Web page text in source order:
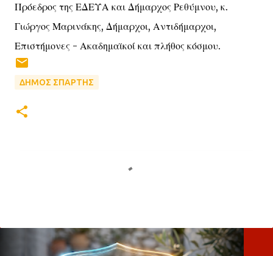
Πρόεδρος της ΕΔΕΥΑ και Δήμαρχος Ρεθύμνου, κ.
Γιώργος Μαρινάκης, Δήμαρχοι, Αντιδήμαρχοι,
Επιστήμονες - Ακαδημαϊκοί και πλήθος κόσμου.
ΔΗΜΟΣ ΣΠΑΡΤΗΣ
λ